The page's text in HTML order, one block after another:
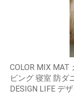
COLOR MIX MAT
ビング 寝室 防ダ
DESIGN LIFE デ